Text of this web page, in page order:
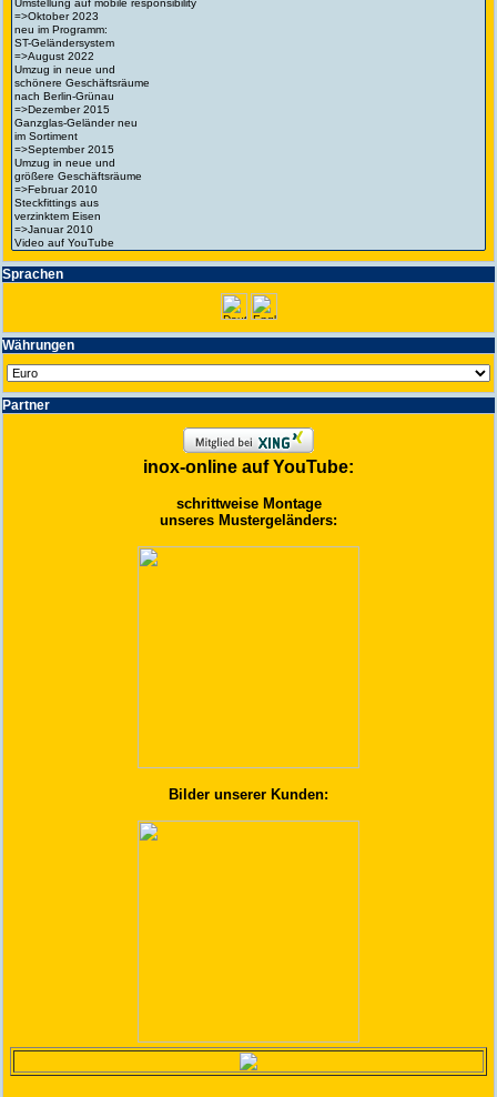
Spra­chen
Wäh­run­gen
Partner
inox-online auf YouTube:
schrittweise Montage
unseres Mustergeländers:
Bilder unserer Kunden: